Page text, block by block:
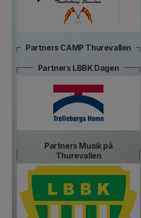
Partners CAMP Thurevallen
Partners LBBK Dagen
Partners Musik på
Thurevallen